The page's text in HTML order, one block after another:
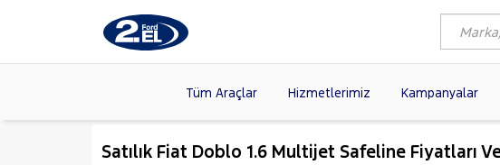
Tüm Araçlar Hizmetlerimiz Kampanyalar
Markalar > FORD(882)
Satılık Fiat Doblo 1.6 Multijet Safeline Fiyatları